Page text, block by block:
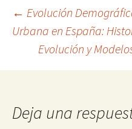
← Evolución
Urbana en España:
Evolución y
Deja una